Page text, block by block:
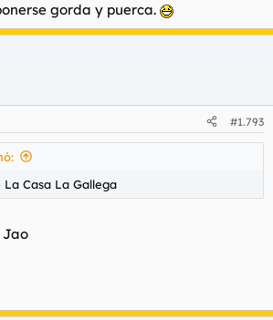
gorda y puerca.
#1.793
Casa La Gallega
Jao